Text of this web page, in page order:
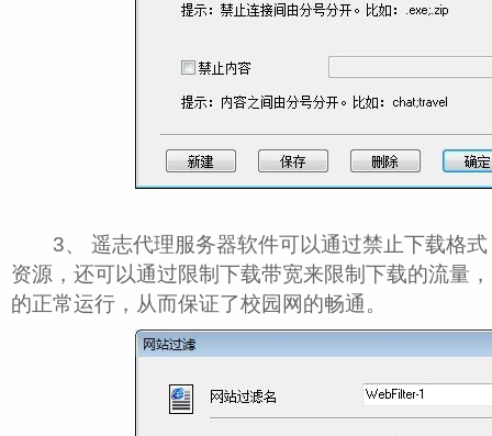
3、 遥志代理服务器软件可以通过禁止下载格式
资源，还可以通过限制下载带宽来限制下载的流量
的正常运行，从而保证了校园网的畅通。